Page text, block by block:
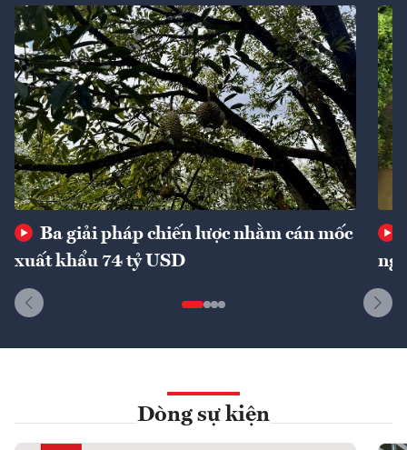
Ba giải pháp chiến lược nhằm cán mốc
xuất khẩu 74 tỷ USD
Dòng sự kiện